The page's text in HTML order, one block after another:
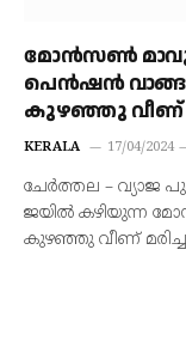
മോന്‍സണ്‍
പെന്‍ഷന്‍
കുഴഞ്ഞു വീണ്
KERALA 17/04/2024
ചേര്‍ത്തല – വ്യാജ
ജയില്‍ കഴിയുന്ന
കുഴഞ്ഞു വീണ് മരിച്ചു.